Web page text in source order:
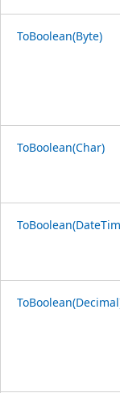
ToBoolean(Byte)
ToBoolean(Char)